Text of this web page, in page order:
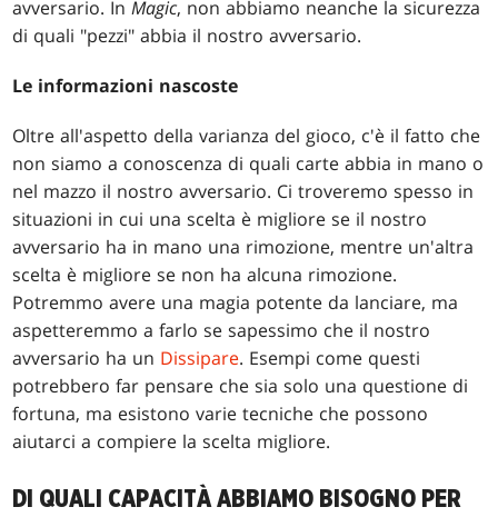
avversario. InMagic, non abbiamo neanche la sicurezza
di quali "pezzi" abbia il nostro avversario.
Le informazioni nascoste
Oltre all'aspetto della varianza del gioco, c'è il fatto che
non siamo a conoscenza di quali carte abbia in mano o
nel mazzo il nostro avversario. Ci troveremo spesso in
situazioni in cui una scelta è migliore se il nostro
avversario ha in mano una rimozione, mentre un'altra
scelta è migliore se non ha alcuna rimozione.
Potremmo avere una magia potente da lanciare, ma
aspetteremmo a farlo se sapessimo che il nostro
avversario ha un Dissipare. Esempi come questi
potrebbero far pensare che sia solo una questione di
fortuna, ma esistono varie tecniche che possono
aiutarci a compiere la scelta migliore.
DI QUALI CAPACITÀ ABBIAMO BISOGNO PER